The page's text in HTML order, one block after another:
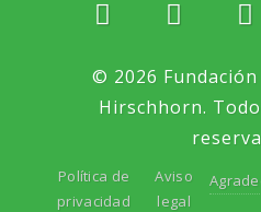
© 2026
Hirschhorn.
Política de
privacidad
Aviso
legal